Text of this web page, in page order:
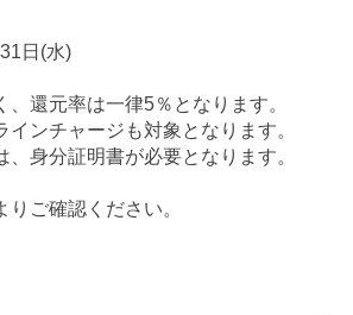
日(水)
還元率は一律5％となります。
ンチャージも対象となります。
身分証明書が必要となります。
ご確認ください。